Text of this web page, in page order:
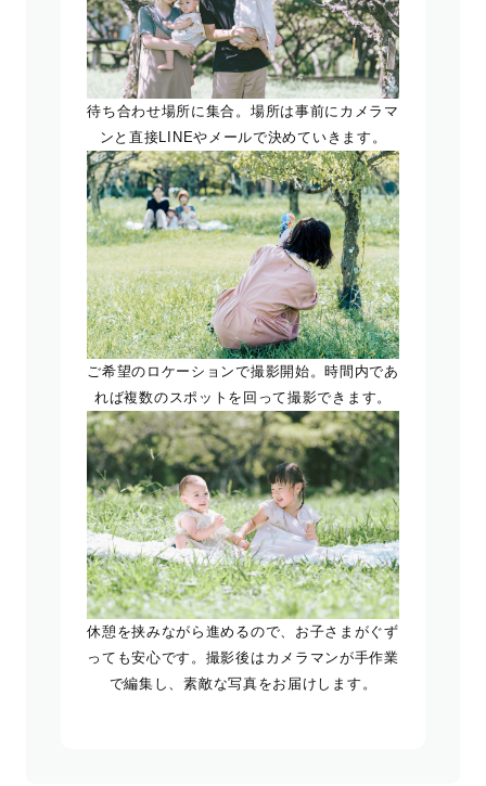
待ち合わせ場所に集合。場所は事前にカメラマ
ンと直接LINEやメールで決めていきます。
ご希望のロケーションで撮影開始。時間内であ
れば複数のスポットを回って撮影できます。
休憩を挟みながら進めるので、お子さまがぐず
っても安心です。撮影後はカメラマンが手作業
で編集し、素敵な写真をお届けします。